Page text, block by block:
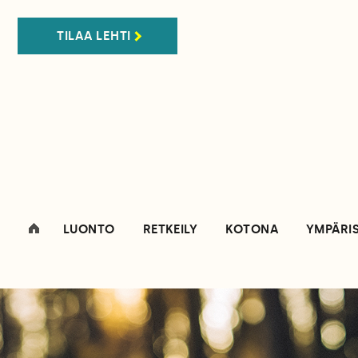
TILAA LEHTI
LUONTO RETKEILY KOTONA